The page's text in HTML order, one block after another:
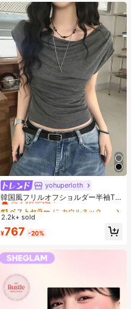
yohuperloth
韓国風フリルオフショルダー半袖T
シャツ、フィットウエストスリミン
グ多用途トップ カジュアルサマー
#1 ベストセラー
売り切れ間近！
#1 ベストセラー
売り切れ間近！
#1 ベストセラー
売り切れ間近！
#1 ベストセラー
に カウルネック 女性用トップス、ブラウス、Tシャツ
2.2k+ sold
¥767 -20%